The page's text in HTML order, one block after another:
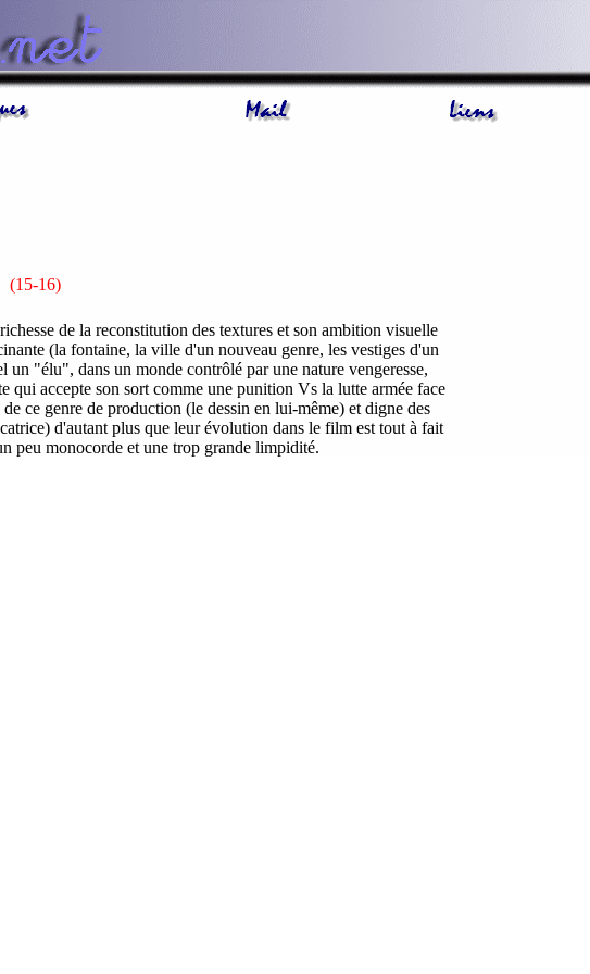
(15-16)
de la reconstitution des textures et son ambition visuelle
(la fontaine, la ville d'un nouveau genre, les vestiges d'un
"élu", dans un monde contrôlé par une nature vengeresse,
accepte son sort comme une punition Vs la lutte armée face
ce genre de production (le dessin en lui-même) et digne des
d'autant plus que leur évolution dans le film est tout à fait
peu monocorde et une trop grande limpidité.